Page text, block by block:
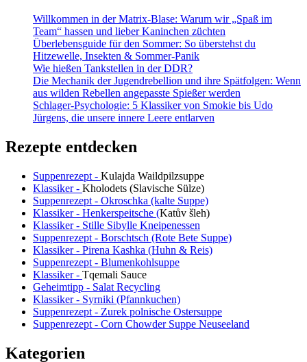
Willkommen in der Matrix-Blase: Warum wir „Spaß im
Team“ hassen und lieber Kaninchen züchten
Überlebensguide für den Sommer: So überstehst du
Hitzewelle, Insekten & Sommer-Panik
Wie hießen Tankstellen in der DDR?
Die Mechanik der Jugendrebellion und ihre Spätfolgen: Wenn
aus wilden Rebellen angepasste Spießer werden
Schlager-Psychologie: 5 Klassiker von Smokie bis Udo
Jürgens, die unsere innere Leere entlarven
Rezepte entdecken
Suppenrezept - Kulajda Waildpilzsuppe
Klassiker - Kholodets (Slavische Sülze)
Suppenrezept - Okroschka (kalte Suppe)
Klassiker - Henkerspeitsche (Katův šleh)
Klassiker - Stille Sibylle Kneipenessen
Suppenrezept - Borschtsch (Rote Bete Suppe)
Klassiker - Pirena Kashka (Huhn & Reis)
Suppenrezept - Blumenkohlsuppe
Klassiker - Tqemali Sauce
Geheimtipp - Salat Recycling
Klassiker - Syrniki (Pfannkuchen)
Suppenrezept - Zurek polnische Ostersuppe
Suppenrezept - Corn Chowder Suppe Neuseeland
Kategorien